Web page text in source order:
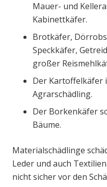
Mauer- und
Kabinettkäfer.
Brotkäfer,
Speckkäfer,
großer
Der Kartoffelkäfer
Agrarschädling.
Der Borkenkäfer
Bäume.
Materialschädlinge
Leder und auch
nicht sicher vor den